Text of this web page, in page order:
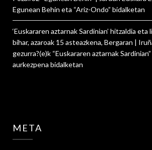
Egunean Behin eta “Ariz-Ondo” bidalketan
‘Euskararen aztarnak Sardinian’ hitzaldia
bihar, azaroak 15 asteazkena, Bergaran |
gezurra?(e)k “Euskararen aztarnak
aurkezpena bidalketan
META